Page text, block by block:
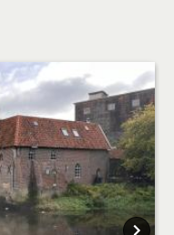
een route